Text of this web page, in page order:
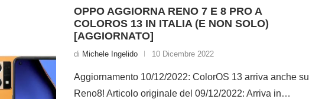
OPPO AGGIORNA RENO 7 E 8 PRO A
COLOROS 13 IN ITALIA (E NON SOLO)
[AGGIORNATO]
di Michele Ingelido 10 Dicembre 2022
Aggiornamento 10/12/2022: ColorOS 13 arriva anche su
Reno8! Articolo originale del 09/12/2022: Arriva in…